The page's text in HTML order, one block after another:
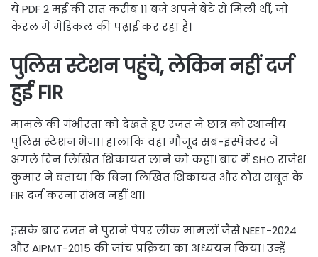
ये PDF 2 मई की रात करीब 11 बजे अपने बेटे से मिली थीं, जो
केरल में मेडिकल की पढ़ाई कर रहा है।
पुलिस स्टेशन पहुंचे, लेकिन नहीं दर्ज
हुई FIR
मामले की गंभीरता को देखते हुए रजत ने छात्र को स्थानीय
पुलिस स्टेशन भेजा। हालांकि वहां मौजूद सब-इंस्पेक्टर ने
अगले दिन लिखित शिकायत लाने को कहा। बाद में SHO राजेश
कुमार ने बताया कि बिना लिखित शिकायत और ठोस सबूत के
FIR दर्ज करना संभव नहीं था।
इसके बाद रजत ने पुराने पेपर लीक मामलों जैसे NEET-2024
और AIPMT-2015 की जांच प्रक्रिया का अध्ययन किया। उन्हें